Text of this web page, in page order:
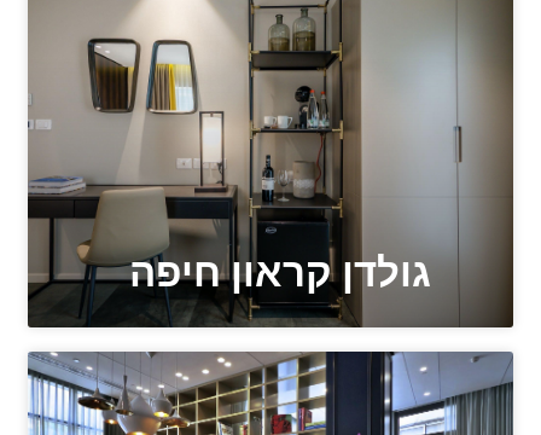
גולדן קראון חיפה